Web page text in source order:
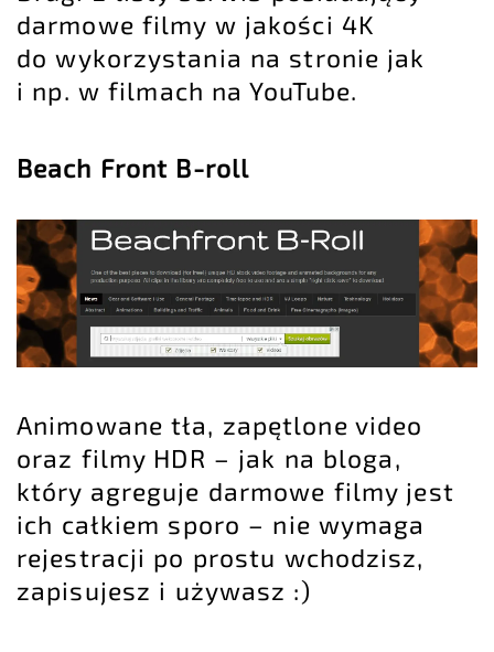
darmowe filmy w jakości 4K
do wykorzystania na stronie jak
i np. w filmach na YouTube.
Beach Front B-roll
Animowane tła, zapętlone video
oraz filmy HDR – jak na bloga,
który agreguje darmowe filmy jest
ich całkiem sporo – nie wymaga
rejestracji po prostu wchodzisz,
zapisujesz i używasz :)